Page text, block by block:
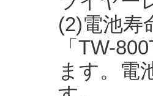
(2)電池寿
「TW-
ます。電